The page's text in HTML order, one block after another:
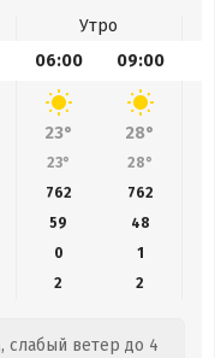
Утро
06:00 09:00
23° 28°
23° 28°
762 762
59 48
0
1
2 2
слабый ветер до 4